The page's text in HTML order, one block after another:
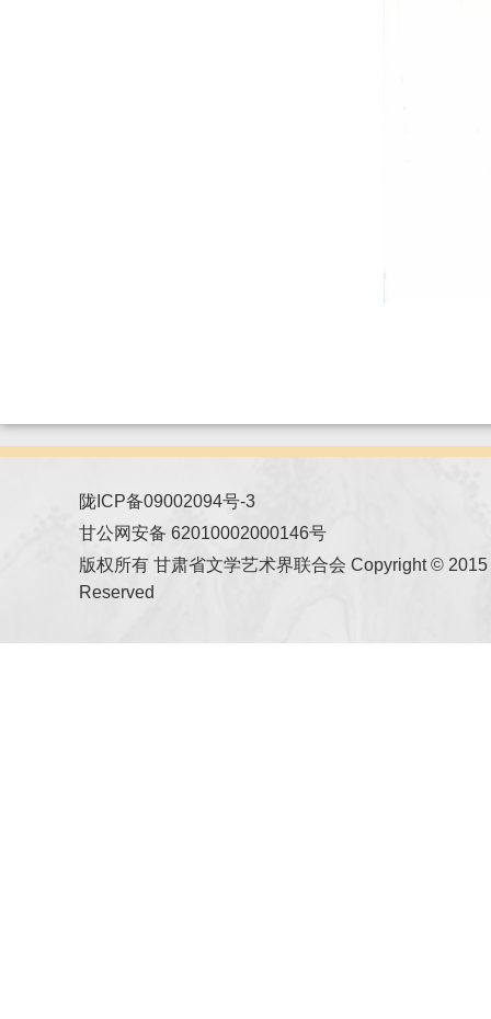
陇ICP备09002094号-3
甘公网安备 62010002000146号
版权所有 甘肃省文学艺术界联合会 Copyright ©
Reserved